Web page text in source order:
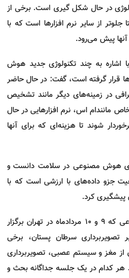
در حال شکل گیری است. برخی از
جلوتر از سایر نرم افزار‌ها است که با
پیش می‌رود.
اشاره به چند تکنولوژی جدید هوش
قرار گرفته است، گفت: در حال حاضر
در زمینه‌های دیگر مانند تشخیص
اس، نرم افزار‌هایی در حال
شوند تا هزینه‌ای که برای آنها
هوش مصنوعی در سلامت دانست و
جزو داده‌های با ارزشی است که با
پیشگیری کرد.
وی افزود: در سمینار دو روزه هوش مصنوعی که ۹ و ۱۰ مردادماه در تهران برگزار
تصویربرداری سرطان پستان، برخی
از مغز و سیستم عصبی، تصویربرداری
هر کدام در یک جلسه جداگانه بحث و